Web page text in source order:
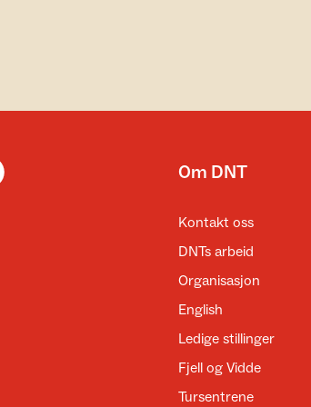
Om DNT
Kontakt oss
DNTs arbeid
Organisasjon
English
Ledige stillinger
Fjell og Vidde
Tursentrene